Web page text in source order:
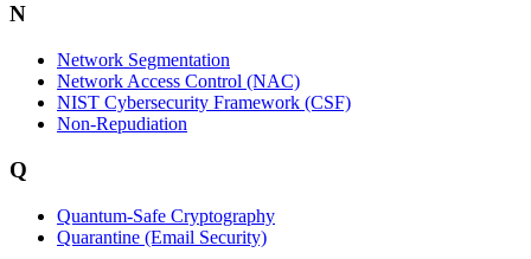
N
Network Segmentation
Network Access Control (NAC)
NIST Cybersecurity Framework (CSF)
Non-Repudiation
Q
Quantum-Safe Cryptography
Quarantine (Email Security)